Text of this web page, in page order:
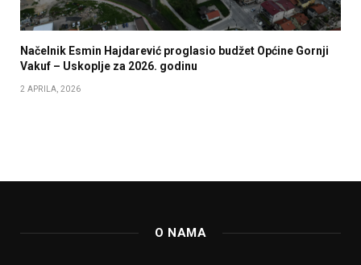
Načelnik Esmin Hajdarević proglasio budžet Općine Gornji
Vakuf – Uskoplje za 2026. godinu
2 APRILA, 2026
O NAMA